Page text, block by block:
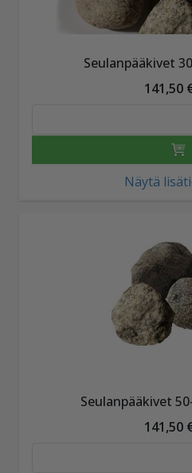
Seulanpääkivet
141,50
Näytä
Seulanpääkivet
141,50